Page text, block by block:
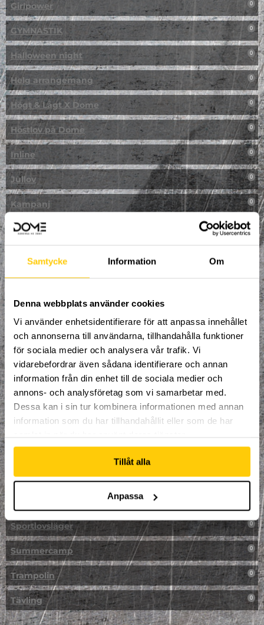
Samtycke Information Om
Denna webbplats använder cookies
Vi använder enhetsidentifierare för att anpassa innehållet
och annonserna till användarna, tillhandahålla funktioner
för sociala medier och analysera vår trafik. Vi
vidarebefordrar även sådana identifierare och annan
information från din enhet till de sociala medier och
annons- och analysföretag som vi samarbetar med.
Dessa kan i sin tur kombinera informationen med annan
information som du har tillhandahållit eller som de har
Tillåt alla
Anpassa
Girlpower 0
GYMNASTIK 0
Halloween night 0
Helg arrangemang 0
Högt & Lågt X Dome 0
Höstlov på Dome 0
Inline 0
Jullov 0
Kampanj 0
Kickbike 0
Klättring
LAN
Multisport
Mässa
NPF-Träning
Parkour
Påsk på Dome
Påsklovsläger 0
Skateboard 0
Sportlovsläger 0
Summercamp 0
Trampolin 0
Tävling 0